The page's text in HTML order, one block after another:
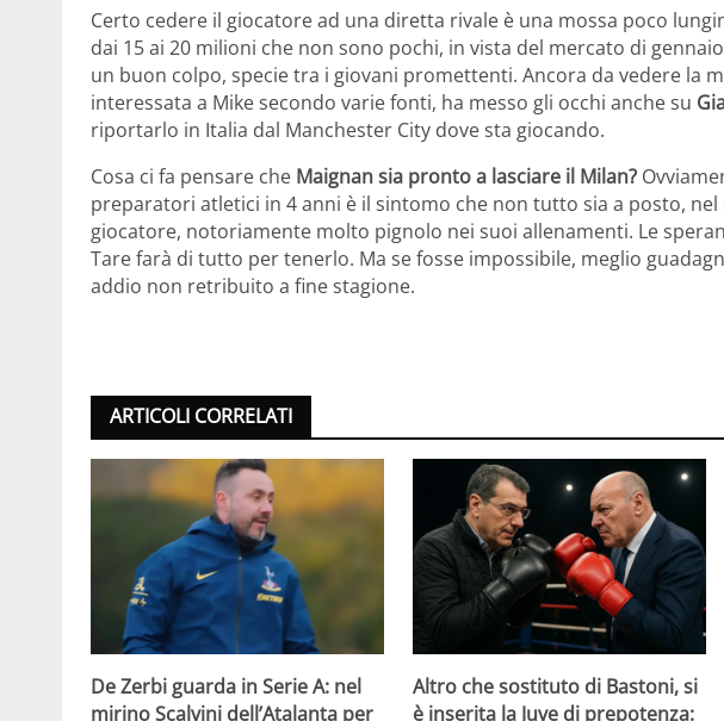
Certo cedere il giocatore ad una diretta rivale è una mossa poco
dai 15 ai 20 milioni che non sono pochi, in vista del mercato di
un buon colpo, specie tra i giovani promettenti. Ancora da vedere la
interessata a Mike secondo varie fonti, ha messo gli occhi anche su
riportarlo in Italia dal Manchester City dove sta giocando.
Cosa ci fa pensare che Maignan sia pronto a lasciare il Milan?
preparatori atletici in 4 anni è il sintomo che non tutto sia a posto,
giocatore, notoriamente molto pignolo nei suoi allenamenti. Le
Tare farà di tutto per tenerlo. Ma se fosse impossibile, meglio
addio non retribuito a fine stagione.
ARTICOLI CORRELATI
De Zerbi guarda in Serie A: nel
mirino Scalvini dell’Atalanta per
Altro che sostituto di Bastoni, si
è inserita la Juve di prepotenza: